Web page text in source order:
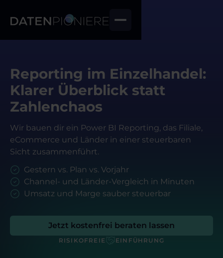
Reporting im Einzelhandel:
Klarer Überblick statt
Zahlenchaos
Wir bauen dir ein Power BI Reporting, das Filiale,
eCommerce und Länder in einer steuerbaren
Sicht zusammenführt.
Gestern vs. Plan vs. Vorjahr
Channel- und Länder-Vergleich in Minuten
Umsatz und Marge sauber steuerbar
Jetzt kostenfrei beraten lassen
RISIKOFREIE EINFÜHRUNG